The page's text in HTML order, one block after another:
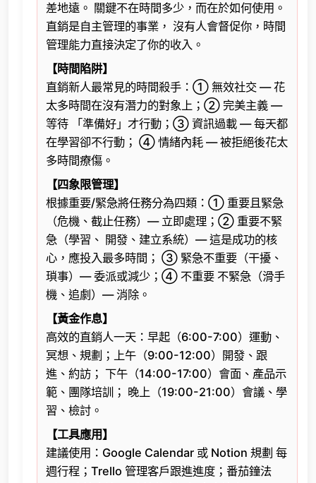
差地遠。 關鍵不在時間多少，而在於如何使用。
直銷是自主管理的事業， 沒有人會督促你，時間
管理能力直接決定了你的收入。
【時間陷阱】
直銷新人最常見的時間殺手：① 無效社交 — 花
太多時間在沒有潛力的對象上；② 完美主義 —
等待 「準備好」才行動；③ 資訊過載 — 每天都
在學習卻不行動； ④ 情緒內耗 — 被拒絕後花太
多時間療傷。
【四象限管理】
根據重要/緊急將任務分為四類：① 重要且緊急
（危機、截止任務）— 立即處理；② 重要不緊
急（學習、 開發、建立系統）— 這是成功的核
心，應投入最多時間； ③ 緊急不重要（干擾、
瑣事）— 委派或減少；④ 不重要 不緊急（滑手
機、追劇）— 消除。
【黃金作息】
高效的直銷人一天：早起（6:00-7:00）運動、
冥想、規劃；上午（9:00-12:00）開發、跟
進、約訪； 下午（14:00-17:00）會面、產品示
範、團隊培訓； 晚上（19:00-21:00）會議、學
習、檢討。
【工具應用】
建議使用：Google Calendar 或 Notion 規劃 每
週行程；Trello 管理客戶跟進進度；番茄鐘法